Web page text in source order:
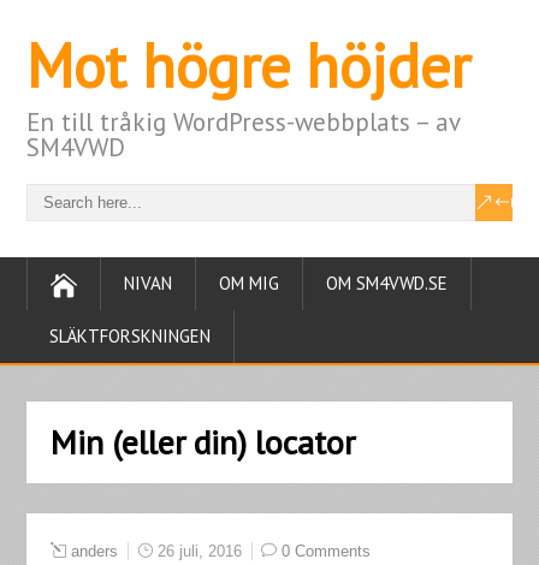
Mot högre höjder
En till tråkig WordPress-webbplats – av
SM4VWD
NIVAN OM MIG OM SM4VWD.SE
SLÄKTFORSKNINGEN
Min (eller din) locator
anders 26 juli, 2016 0 Comments